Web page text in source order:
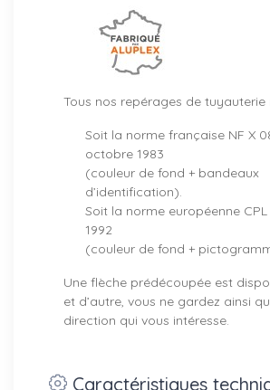
Tous nos repérages de tuyauterie
Soit la norme française NF X
octobre 1983
(couleur de fond + bandeaux
d’identification).
Soit la norme européenne
1992
(couleur de fond +
Une flèche prédécoupée est
et d’autre, vous ne gardez ainsi
direction qui vous intéresse.
Caractéristiques